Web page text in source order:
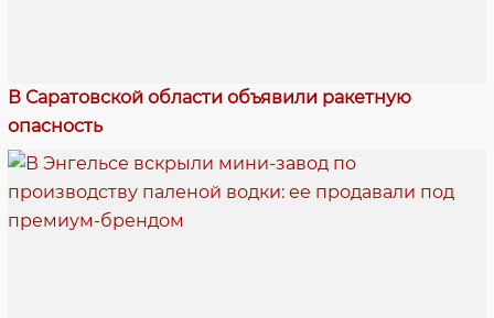
В Саратовской области объявили ракетную
опасность